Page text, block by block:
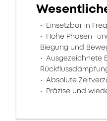
Einsetzbar in
Hohe Phasen-
Biegung und
Ausgezeichnete
Absolute
Präzise und